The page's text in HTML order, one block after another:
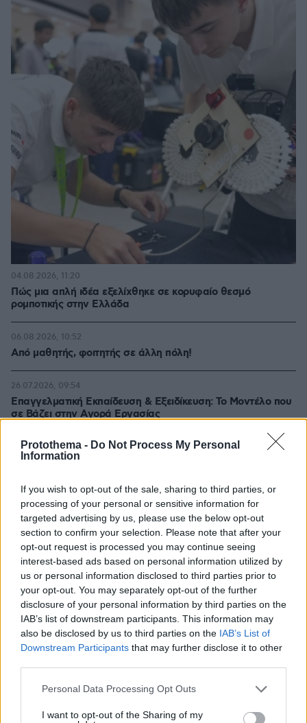
Protothema - Do Not Process My Personal
Information
If you wish to opt-out of the sale, sharing to third parties, or
processing of your personal or sensitive information for
targeted advertising by us, please use the below opt-out
section to confirm your selection. Please note that after your
opt-out request is processed you may continue seeing
interest-based ads based on personal information utilized by
us or personal information disclosed to third parties prior to
your opt-out. You may separately opt-out of the further
disclosure of your personal information by third parties on the
IAB’s list of downstream participants. This information may
also be disclosed by us to third parties on the IAB’s List of
Downstream Participants that may further disclose it to other
Please note that this website/app uses one or more Google
not limited to your visit or usage behaviour. You may click to
Personal Data Processing Opt Outs
I want to opt-out of the Sharing of my
Πώς μια απλή ιδέα εξελίχθηκε σε κορυφαίο θεσμό
ρομποτικής στην Ελλάδα
04.08.2026, 11:20
Από μαθητής, φοιτητής σε άλλη πόλη!
06.08.2026, 10:52
Επαγγελματική Εκπαίδευση & Εξειδίκευση: Το Mοντέλο που
σε Bάζει στην Aγορά Eργασίας
26.07.2026, 09:54
ΣΧΟΛΙΑ(95)
pucci
31.03.2024, 17:21
Παιδια δυσκολο, δεν εχω παει ποτε στο Ηρακλειο
ΑΠΑΝΤΗΣΗ
ΛΑΜΟΓΙΑ
31.03.2024, 16:17
Αυτος ο λαος εχει πολλους ψυχικα αρρωστους!!
Ελπιζω να εφαγε αυτον που το ειχε στο σπιτι του!
ΑΠΑΝΤΗΣΗ